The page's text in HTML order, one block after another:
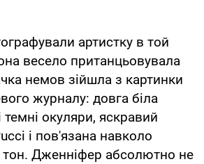
артистку в той
весело пританцьовувала
немов зійшла з картинки
журналу: довга біла
темні окуляри, яскравий
і пов'язана навколо
тон. Дженніфер абсолютно не